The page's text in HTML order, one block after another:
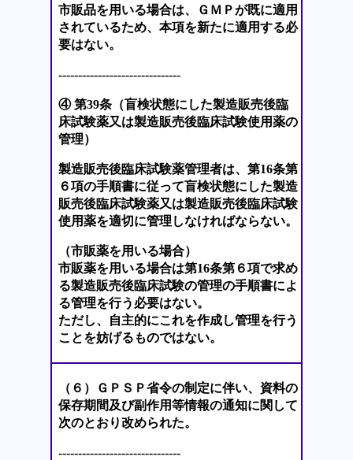
市販品を用いる場合は、ＧＭＰが既に適用
されているため、本項を新たに適用する必
要はない。
-------------------------------
④ 第39条（盲検状態にした製造販売後臨
床試験薬又は製造販売後臨床試験使用薬の
管理）
製造販売後臨床試験薬管理者は、第16条第
６項の手順書に従って盲検状態にした製造
販売後臨床試験薬又は製造販売後臨床試験
使用薬を適切に管理しなければならない。
（市販薬を用いる場合）
市販薬を用いる場合は第16条第６項で求め
る製造販売後臨床試験の管理の手順書によ
る管理を行う必要はない。
ただし、自主的にこれを作成し管理を行う
ことを妨げるものではない。
（６）ＧＰＳＰ省令の制定に伴い、資料の
保存期間及び副作用等情報の通知に関して
次のとおり改められた。
-------------------------------